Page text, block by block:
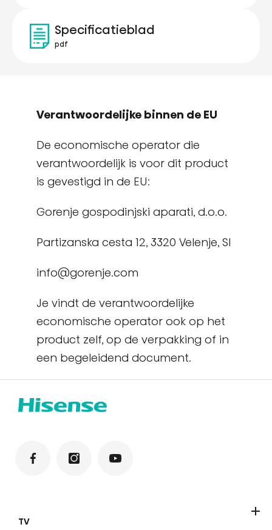
Specificatieblad
pdf
Verantwoordelijke binnen de EU
De economische operator die
verantwoordelijk is voor dit product
is gevestigd in de EU:
Gorenje gospodinjski aparati, d.o.o.
Partizanska cesta 12, 3320 Velenje, SI
info@gorenje.com
Je vindt de verantwoordelijke
economische operator ook op het
product zelf, op de verpakking of in
een begeleidend document.
TV